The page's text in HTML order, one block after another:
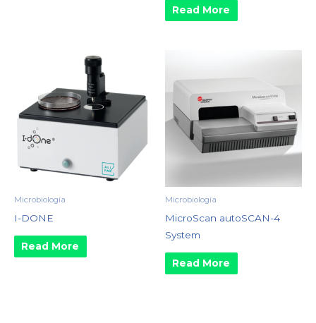
Read More
Microbiología
I-DONE
Read More
Microbiología
MicroScan autoSCAN-4
System
Read More